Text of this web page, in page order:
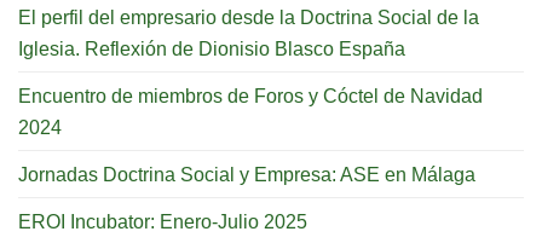
El perfil del empresario desde la Doctrina Social de la
Iglesia. Reflexión de Dionisio Blasco España
Encuentro de miembros de Foros y Cóctel de Navidad
2024
Jornadas Doctrina Social y Empresa: ASE en Málaga
EROI Incubator: Enero-Julio 2025